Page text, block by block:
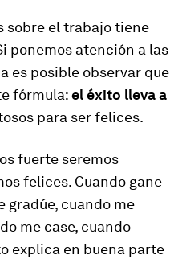
sobre el trabajo tiene
ponemos atención a las
es posible observar que
fórmula:el éxito lleva a
para ser felices.
fuerte seremos
felices. Cuando gane
gradúe, cuando me
me case, cuando
explica en buena parte